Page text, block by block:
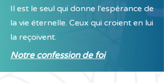
Il est le seul qui donne l'espérance de
la vie éternelle. Ceux qui croient en lui
la reçoivent.
Notre confession de foi